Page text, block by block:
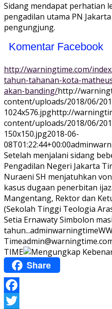
Sidang mendapat perhatian
pengadilan utama PN
pengungjung.
Komentar Facebook
http://warningtime.com/
tahun-tahanan-kota-
akan-banding/http://
content/uploads/2018/06/
1024x576.jpghttp://
content/uploads/2018/06/
150x150.jpg2018-06-
08T01:22:44+00:00
Setelah menjalani sidang
Pengadilan Negeri Jakarta
Nuraeni SH menjatuhkan
kasus dugaan penerbitan
Mangentang, Rektor dan
(Sekolah Tinggi Teologia
Setia Ernawaty Simbolon
tahun...adminwarningtime
Time
TIME
Share
Facebook